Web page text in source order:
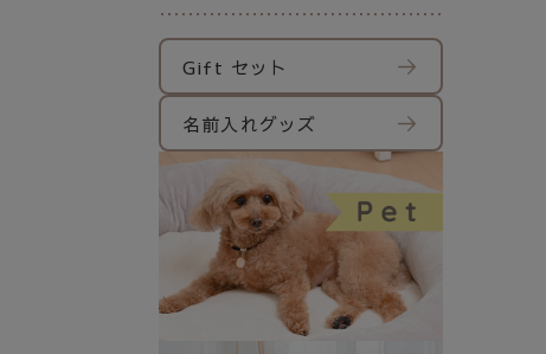
Gift セット
名前入れグッズ